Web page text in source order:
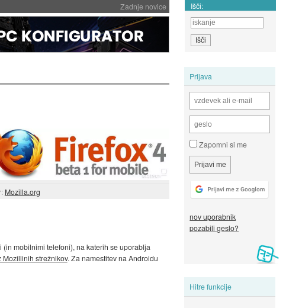
Zadnje novice Išči:
Prijava
Zapomni si me
nov uporabnik
pozabili geslo?
Hitre funkcije
Mozilla.org
mobilnimi telefoni), na katerih se uporablja
Mozillinih strežnikov. Za namestitev na Androidu